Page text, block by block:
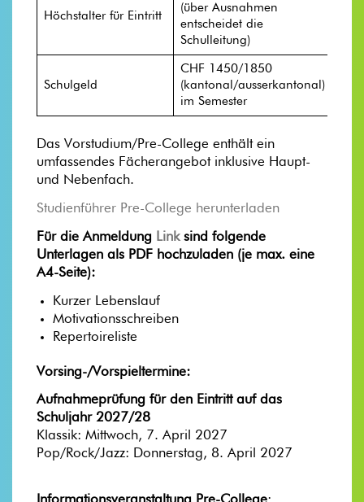
Höchstalter für Eintritt
(über Ausnahmen
entscheidet die
Schulleitung)
Schulgeld
CHF 1450/1850
(kantonal/ausserkantonal)
im Semester
Das Vorstudium/Pre-College enthält ein
umfassendes Fächerangebot inklusive Haupt-
und Nebenfach.
Studienführer Pre-College herunterladen
Für die Anmeldung Linksind folgende
Unterlagen als PDF hochzuladen (je max. eine
A4-Seite):
Kurzer Lebenslauf
Motivationsschreiben
Repertoireliste
Vorsing-/Vorspieltermine:
Aufnahmeprüfung für den Eintritt auf das
Schuljahr 2027/28
Klassik: Mittwoch, 7. April 2027
Pop/Rock/Jazz: Donnerstag, 8. April 2027